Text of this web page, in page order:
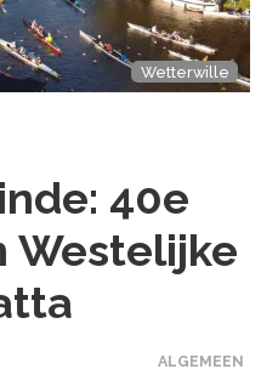
Wetterwille
40e
Westelijke
ALGEMEEN